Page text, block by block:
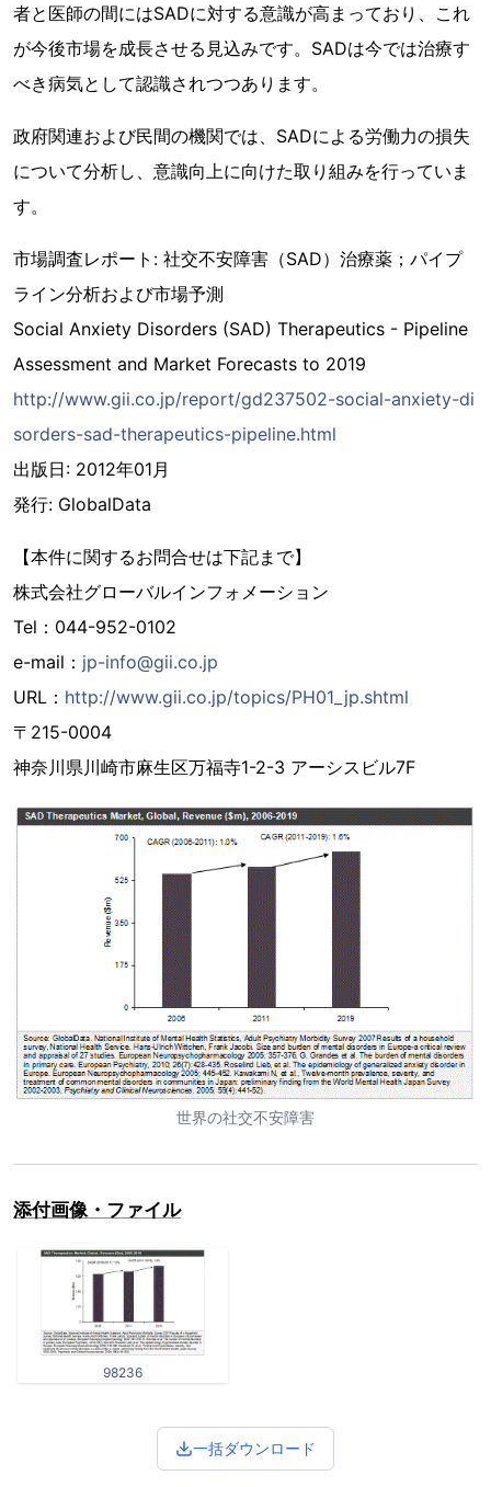
者と医師の間にはSADに対する意識が高まっており、これ
が今後市場を成長させる見込みです。SADは今では治療す
べき病気として認識されつつあります。
政府関連および民間の機関では、SADによる労働力の損失
について分析し、意識向上に向けた取り組みを行っていま
す。
市場調査レポート: 社交不安障害（SAD）治療薬；パイプ
ライン分析および市場予測
Social Anxiety Disorders (SAD) Therapeutics - Pipeline
Assessment and Market Forecasts to 2019
http://www.gii.co.jp/report/gd237502-social-anxiety-di
sorders-sad-therapeutics-pipeline.html
出版日: 2012年01月
発行: GlobalData
【本件に関するお問合せは下記まで】
株式会社グローバルインフォメーション
Tel：044-952-0102
e-mail： jp-info@gii.co.jp
URL： http://www.gii.co.jp/topics/PH01_jp.shtml
〒215-0004
神奈川県川崎市麻生区万福寺1-2-3 アーシスビル7F
世界の社交不安障害
添付画像・ファイル
98236
一括ダウンロード